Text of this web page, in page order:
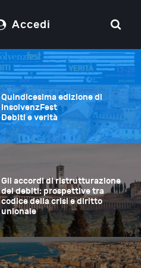
Accedi
Gli accordi di
Quindicesima edizione di
InsolvenzFest
Debiti e verità
Gli accordi di ristrutturazione
dei debiti: prospettive tra
codice della crisi e diritto
unionale